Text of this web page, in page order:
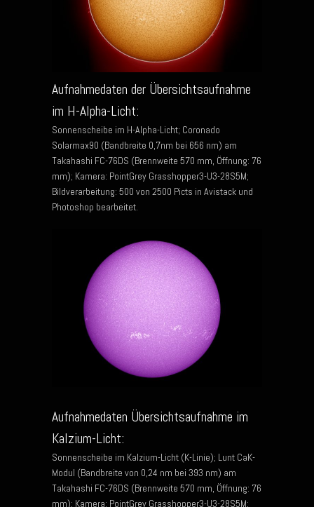
Aufnahmedaten der Übersichtsaufnahme
im H-Alpha-Licht:
Sonnenscheibe im H-Alpha-Licht; Coronado
Solarmax90 (Bandbreite 0,7nm bei 656 nm) am
Takahashi FC-76DS (Brennweite 570 mm, Öffnung: 76
mm); Kamera: PointGrey Grasshopper3-U3-28S5M;
Bildverarbeitung: 500 von 2500 Picts in Avistack und
Photoshop bearbeitet.
Aufnahmedaten Übersichtsaufnahme im
Kalzium-Licht:
Sonnenscheibe im Kalzium-Licht (K-Linie); Lunt CaK-
Modul (Bandbreite von 0,24 nm bei 393 nm) am
Takahashi FC-76DS (Brennweite 570 mm, Öffnung: 76
mm); Kamera: PointGrey Grasshopper3-U3-28S5M;